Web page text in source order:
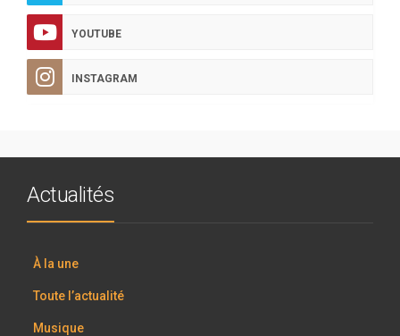
YOUTUBE
INSTAGRAM
Actualités
À la une
Toute l’actualité
Musique